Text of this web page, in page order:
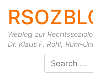
Weblog zur
Dr. Klaus F. Röhl, Ruhr-
Skip to content